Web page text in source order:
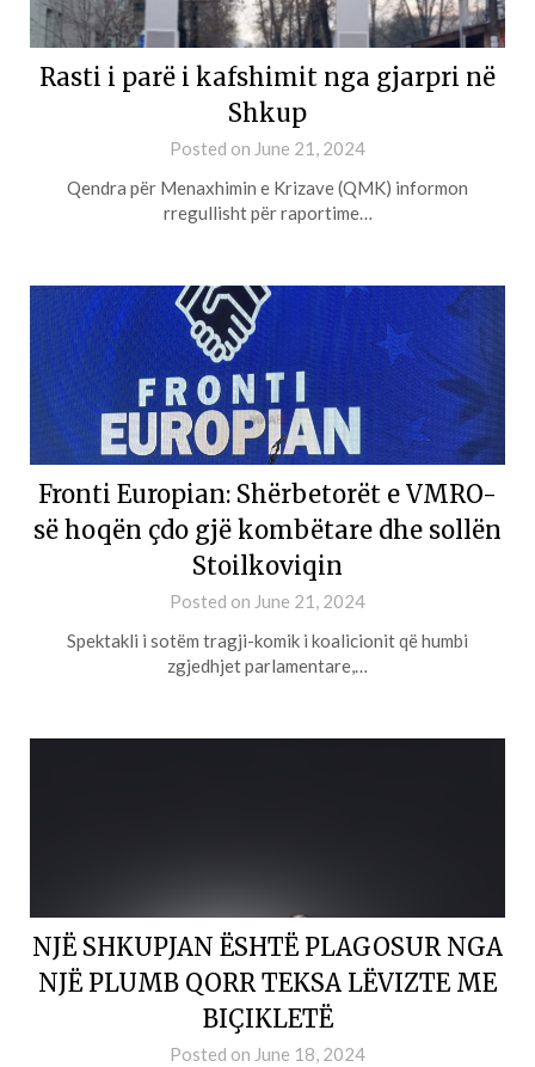
Rasti i parë i kafshimit nga gjarpri në
Shkup
Posted on June 21, 2024
Qendra për Menaxhimin e Krizave (QMK) informon
rregullisht për raportime…
Fronti Europian: Shërbetorët e VMRO-
së hoqën çdo gjë kombëtare dhe sollën
Stoilkoviqin
Posted on June 21, 2024
Spektakli i sotëm tragji-komik i koalicionit që humbi
zgjedhjet parlamentare,…
NJË SHKUPJAN ËSHTË PLAGOSUR NGA
NJË PLUMB QORR TEKSA LËVIZTE ME
BIÇIKLETË
Posted on June 18, 2024